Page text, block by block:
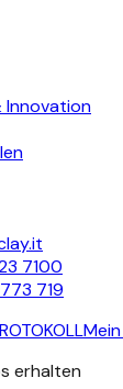
Innovation
7100
719
erhalten